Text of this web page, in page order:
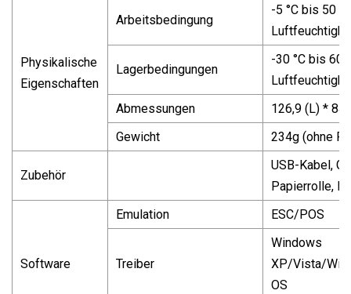
Physikalische
Eigenschaften
Arbeitsbedingung
-5 °C bis 50
Lagerbedingungen
-30 °C bis 60
Abmessungen
126,9 (L) *
Gewicht
234g (ohne
Zubehör
USB-Kabel,
Papierrolle,
Software
Emulation ESC/POS
Treiber
Windows
XP/Vista/
OS